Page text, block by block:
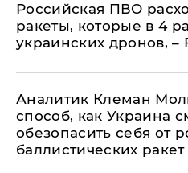
Российская ПВО
ракеты, которые в 4
украинских дронов, –
Аналитик Клеман
способ, как Украина
обезопасить себя от
баллистических ракет